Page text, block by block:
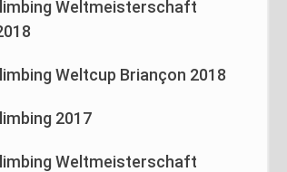
Weltmeisterschaft
Weltcup Briançon 2018
2017
Weltmeisterschaft